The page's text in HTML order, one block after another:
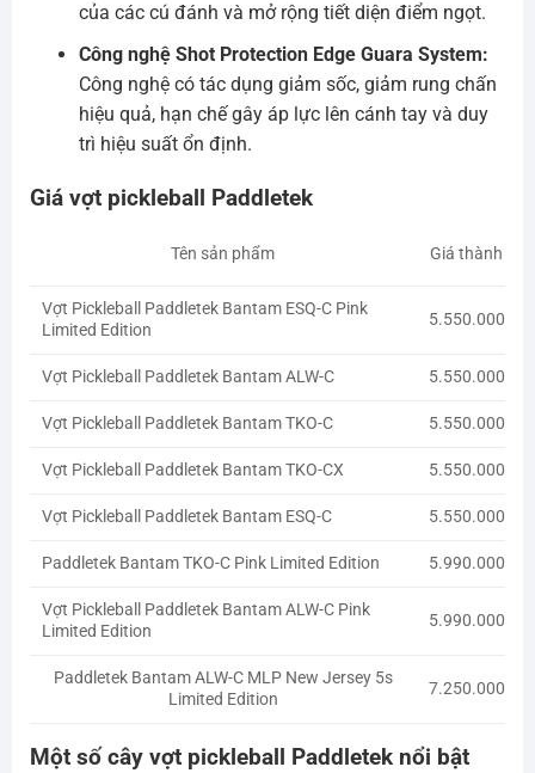
của các cú đánh và mở rộng tiết diện điểm ngọt.
Công nghệ Shot Protection Edge Guara System:
Công nghệ có tác dụng giảm sốc, giảm rung chấn
hiệu quả, hạn chế gây áp lực lên cánh tay và duy
trì hiệu suất ổn định.
Giá vợt pickleball Paddletek
Tên sản phẩm Giá thành
Vợt Pickleball Paddletek Bantam ESQ-C Pink
Limited Edition
5.550.000
Vợt Pickleball Paddletek Bantam ALW-C 5.550.000
Vợt Pickleball Paddletek Bantam TKO-C 5.550.000
Vợt Pickleball Paddletek Bantam TKO-CX 5.550.000
Vợt Pickleball Paddletek Bantam ESQ-C 5.550.000
Paddletek Bantam TKO-C Pink Limited Edition 5.990.000
Vợt Pickleball Paddletek Bantam ALW-C Pink
Limited Edition
5.990.000
Paddletek Bantam ALW-C MLP New Jersey 5s
Limited Edition
7.250.000
Một số cây vợt pickleball Paddletek nổi bật